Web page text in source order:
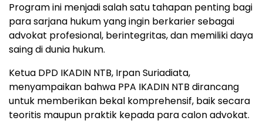
Program ini menjadi salah satu tahapan penting bagi
para sarjana hukum yang ingin berkarier sebagai
advokat profesional, berintegritas, dan memiliki daya
saing di dunia hukum.
Ketua DPD IKADIN NTB, Irpan Suriadiata,
menyampaikan bahwa PPA IKADIN NTB dirancang
untuk memberikan bekal komprehensif, baik secara
teoritis maupun praktik kepada para calon advokat.